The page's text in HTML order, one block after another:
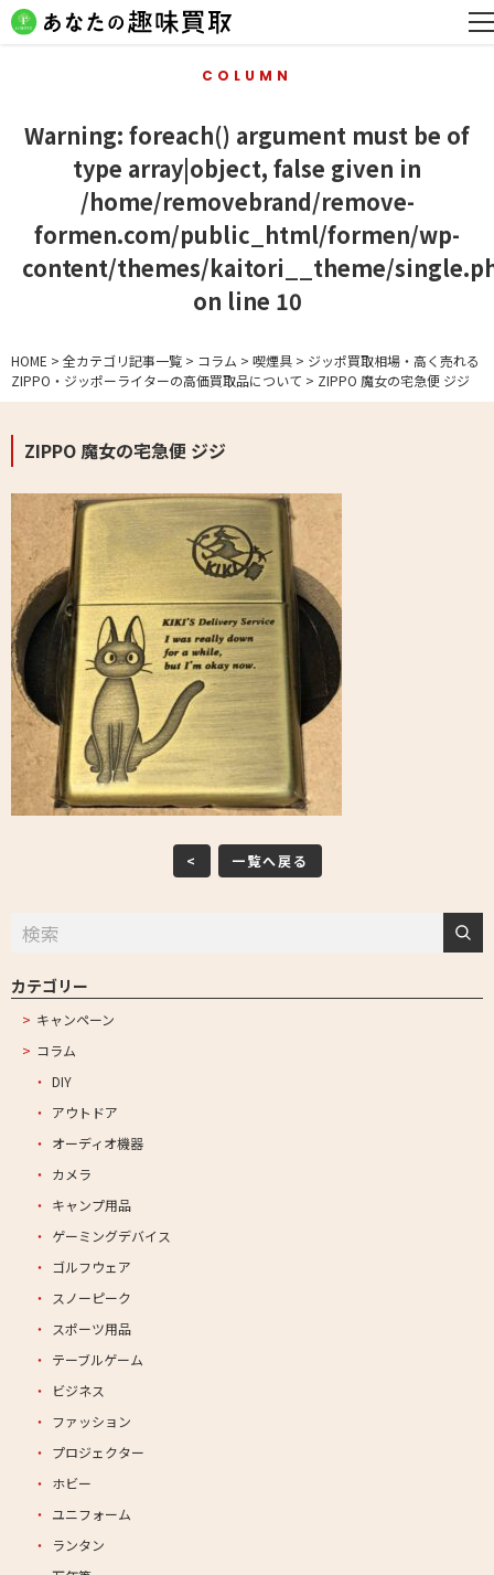
COLUMN
Warning: foreach() argument must be of
type array|object, false given in
/home/removebrand/remove-
formen.com/public_html/formen/wp-
content/themes/kaitori__theme/
on line 10
HOME > 全カテゴリ記事一覧 > コラム > 喫煙具 > ジッポ買取相場・高く売れる
ZIPPO・ジッポーライターの高価買取品について > ZIPPO 魔女の宅急便 ジジ
ZIPPO 魔女の宅急便 ジジ
< 一覧へ戻る
カテゴリー
キャンペーン
コラム
DIY
アウトドア
オーディオ機器
カメラ
キャンプ用品
ゲーミングデバイス
ゴルフウェア
スノーピーク
スポーツ用品
テーブルゲーム
ビジネス
ファッション
プロジェクター
ホビー
ユニフォーム
ランタン